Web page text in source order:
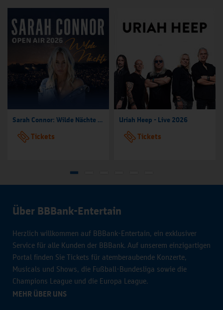
Sarah Connor: Wilde Nächte - Open Air 2026
Tickets
Uriah Heep - Live 2026
Tickets
Über BBBank-Entertain
Herzlich willkommen auf BBBank-Entertain, ein exklusiver
Service für alle Kunden der BBBank. Auf unserem einzigartigen
Portal finden Sie Tickets für atemberaubende Konzerte,
Musicals und Shows, die Fußball-Bundesliga sowie die
Champions League und die Europa League.
MEHR ÜBER UNS